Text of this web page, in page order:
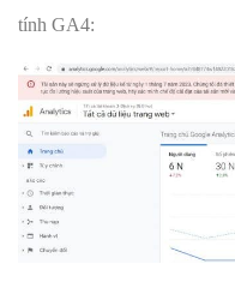
tính GA4: